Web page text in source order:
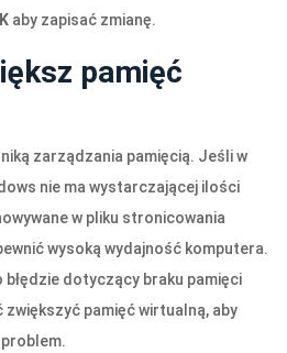
aby zapisać zmianę.
pamięć
zarządzania pamięcią. Jeśli w
nie ma wystarczającej ilości
w pliku stronicowania
wysoką wydajność komputera.
błędzie dotyczący braku pamięci
pamięć wirtualną, aby